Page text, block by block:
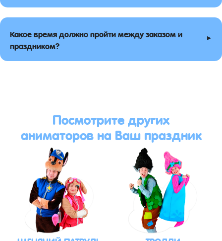
Какое время должно пройти между заказом и
праздником?
▸
Посмотрите других
аниматоров на Ваш праздник